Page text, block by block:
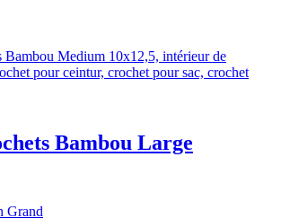
Bambou Large